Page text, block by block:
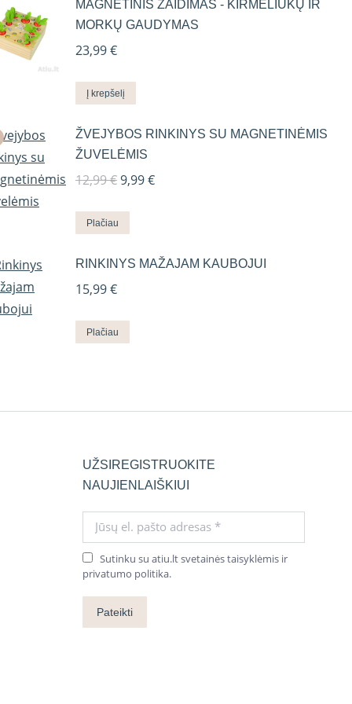
MAGNETINIS ŽAIDIMAS - KIRMĖLIUKŲ IR
MORKŲ GAUDYMAS
23,99€
Į krepšelį
ŽVEJYBOS RINKINYS SU MAGNETINĖMIS
ŽUVELĖMIS
12,99€Original
9,99€Current
Plačiau
RINKINYS MAŽAJAM KAUBOJUI
15,99€
Plačiau
UŽSIREGISTRUOKITE
NAUJIENLAIŠKIUI
Jūsų el. pašto adresas *
Sutinku su atiu.lt svetainės taisyklėmis ir
privatumo politika.
Pateikti